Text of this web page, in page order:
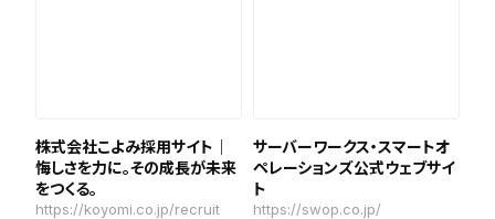
株式会社こよみ採用サイト｜
悔しさを力に。その成長が未来
をつくる。
https://koyomi.co.jp/recruit
サーバーワークス・スマートオ
ペレーションズ公式ウェブサイ
ト
https://swop.co.jp/